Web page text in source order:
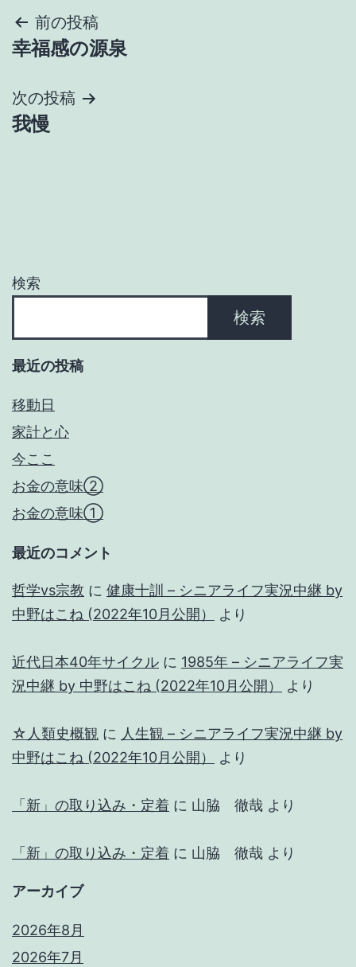
投
稿
ナ
ビ
ョ
前の投稿
幸福感の源泉
次の投稿
我慢
検索
検索
最近の投稿
移動日
家計と心
今ここ
お金の意味②
お金の意味①
最近のコメント
哲学vs宗教 に 健康十訓 – シニアライフ実況中継 by
中野はこね (2022年10月公開）
より
近代日本40年サイクル に 1985年 – シニアライフ実
況中継 by 中野はこね (2022年10月公開）
より
☆人類史概観 に 人生観 – シニアライフ実況中継 by
中野はこね (2022年10月公開）
より
「新」の取り込み・定着 に 山脇 徹哉 より
「新」の取り込み・定着 に 山脇 徹哉 より
アーカイブ
2026年8月
2026年7月